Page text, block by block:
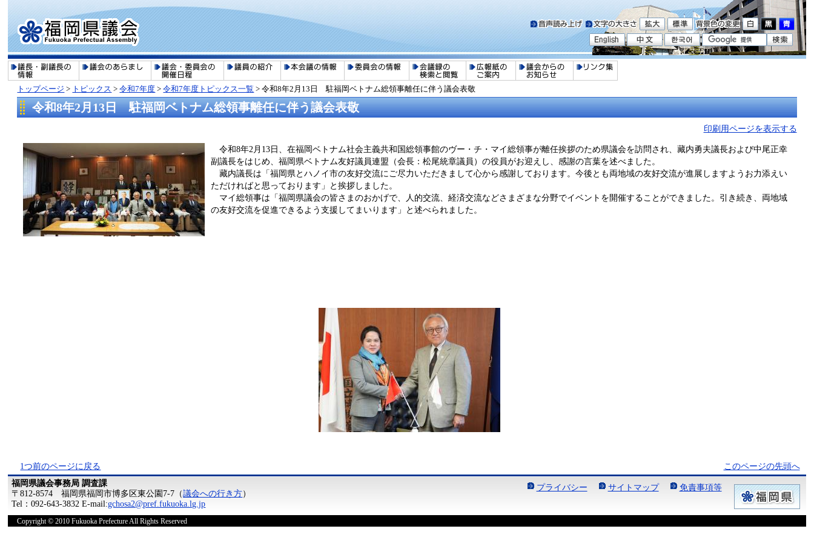
トップページ > トピックス >令和7年度 >令和7年度トピックス一覧 >令和8年2月13日 駐福岡ベトナム総領事離任に伴う議会表敬
令和8年2月13日 駐福岡ベトナム総領事離任に伴う議会表敬
印刷用ページを表示する
令和8年2月13日、在福岡ベトナム社会主義共和国総領事館のヴー・チ・マイ総領事が離任挨拶のため県議会を訪問され、藏内勇夫議長および中尾正幸
副議長をはじめ、福岡県ベトナム友好議員連盟（会長：松尾統章議員）の役員がお迎えし、感謝の言葉を述べました。
藏内議長は「福岡県とハノイ市の友好交流にご尽力いただきまして心から感謝しております。今後とも両地域の友好交流が進展しますようお力添えい
ただければと思っております」と挨拶しました。
マイ総領事は「福岡県議会の皆さまのおかげで、人的交流、経済交流などさまざまな分野でイベントを開催することができました。引き続き、両地域
の友好交流を促進できるよう支援してまいります」と述べられました。
1つ前のページに戻る
このページの先頭へ
福岡県議会事務局 調査課
〒812-8574 福岡県福岡市博多区東公園7-7（議会への行き方）
Tel：092-643-3832 E-mail:gchosa2@pref.fukuoka.lg.jp
プライバシー サイトマップ 免責事項等
Copyright © 2010 Fukuoka Prefecture All Rights Reserved